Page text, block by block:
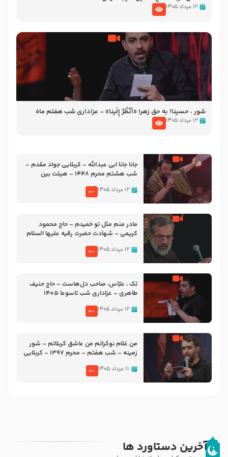
۱۲ مرداد ۱۴۰۵
شور ، حسینا! به‌ حق زهرا «أُنْظُرْ إِلَینا» – عزاداری شب هفتم ماه
محرّم 1405
۱۲ مرداد ۱۴۰۵
جانا جانا ابی عبدالله – کربلایی جواد مقدم –
شب هشتم محرم 1448 – هیئت بین
۱۲ مرداد ۱۴۰۵
مادر منم مثل تو خمیدم – حاج محمود
کریمی – شهادت حضرت رقیه علیها السلام
۱۲ مرداد ۱۴۰۵
تک ، عبّاس، صاحب دل‌هاست – حاج حنیف
طاهری – عزاداری شب تاسوعا 1405
۱۲ مرداد ۱۴۰۵
من غلام نوکراتم من عاشق کربلاتم – شور
زمینه – شب هفتم – محرم 1397 – کربلایی
۱۱ مرداد ۱۴۰۵
آخرین دستاورد ها